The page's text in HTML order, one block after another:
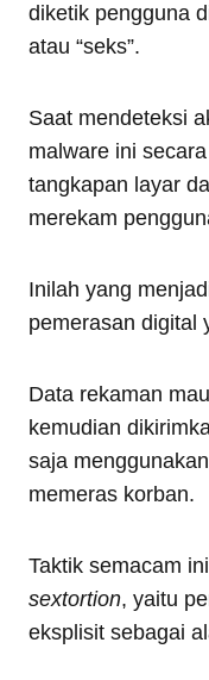
diketik pengguna
atau “seks”.
Saat mendeteksi
malware ini
tangkapan layar
merekam
Inilah yang
pemerasan digital
Data rekaman
kemudian
saja
memeras korban.
Taktik semacam
sextortion, yaitu
eksplisit sebagai